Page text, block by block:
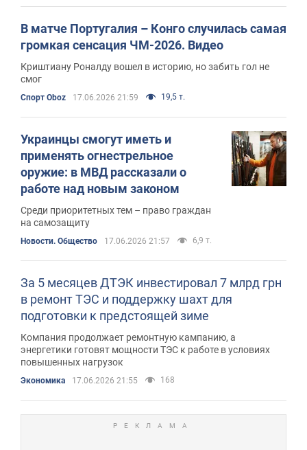
В матче Португалия – Конго случилась самая
громкая сенсация ЧМ-2026. Видео
Криштиану Роналду вошел в историю, но забить гол не
смог
Спорт Oboz 17.06.2026 21:59 19,5 т.
Украинцы смогут иметь и
применять огнестрельное
оружие: в МВД рассказали о
работе над новым законом
Среди приоритетных тем – право граждан
на самозащиту
Новости. Общество 17.06.2026 21:57 6,9 т.
За 5 месяцев ДТЭК инвестировал 7 млрд грн
в ремонт ТЭС и поддержку шахт для
подготовки к предстоящей зиме
Компания продолжает ремонтную кампанию, а
энергетики готовят мощности ТЭС к работе в условиях
повышенных нагрузок
Экономика 17.06.2026 21:55 168